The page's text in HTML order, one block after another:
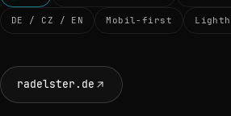
DE / CZ / EN Mobil-first
radelster.de